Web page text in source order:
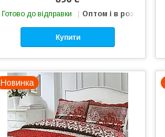
Готово до відправки Оптом і в роздріб
Купити
Новинка